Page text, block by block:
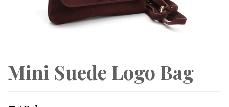
Mini Suede Logo Bag